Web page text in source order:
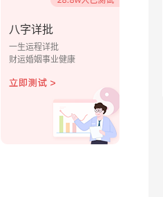
八字详批
一生运程详批
财运婚姻事业健康